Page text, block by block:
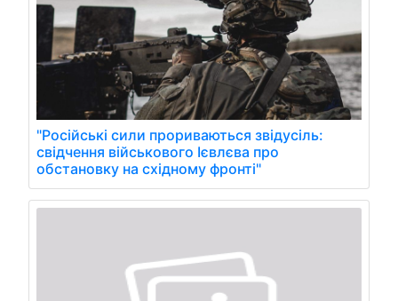
"Російські сили прориваються звідусіль:
свідчення військового Ієвлєва про
обстановку на східному фронті"